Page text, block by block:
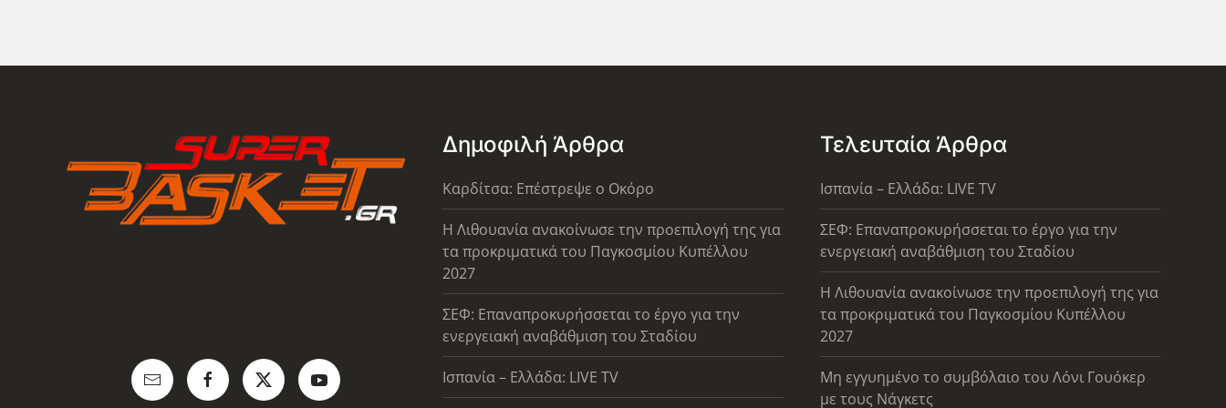
Δημοφιλή Άρθρα
Καρδίτσα: Επέστρεψε ο Οκόρο
Η Λιθουανία ανακοίνωσε την προεπιλογή της για
τα προκριματικά του Παγκοσμίου Κυπέλλου
2027
ΣΕΦ: Επαναπροκυρήσσεται το έργο για την
ενεργειακή αναβάθμιση του Σταδίου
Ισπανία – Ελλάδα: LIVE TV
Τελευταία Άρθρα
Ισπανία – Ελλάδα: LIVE TV
ΣΕΦ: Επαναπροκυρήσσεται το έργο για την
ενεργειακή αναβάθμιση του Σταδίου
Η Λιθουανία ανακοίνωσε την προεπιλογή της για
τα προκριματικά του Παγκοσμίου Κυπέλλου
2027
Μη εγγυημένο το συμβόλαιο του Λόνι Γουόκερ
με τους Νάγκετς